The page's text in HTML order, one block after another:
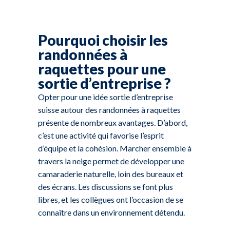
Pourquoi choisir les
randonnées à
raquettes pour une
sortie d’entreprise ?
Opter pour une idée sortie d’entreprise
suisse autour des randonnées à raquettes
présente de nombreux avantages. D’abord,
c’est une activité qui favorise l’esprit
d’équipe et la cohésion. Marcher ensemble à
travers la neige permet de développer une
camaraderie naturelle, loin des bureaux et
des écrans. Les discussions se font plus
libres, et les collègues ont l’occasion de se
connaître dans un environnement détendu.